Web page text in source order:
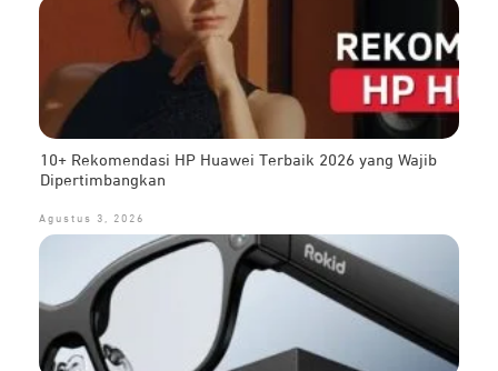
10+ Rekomendasi HP Huawei Terbaik 2026 yang Wajib
Dipertimbangkan
Agustus 3, 2026